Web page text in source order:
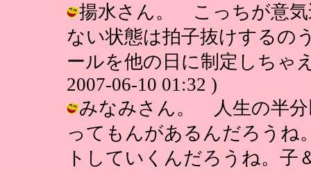
揚水さん。 こっちが意気
ない状態は拍子抜けする
ールを他の日に制定しちゃ
2007-06-10 01:32 )
みなみさん。 人生の半分
ってもんがあるんだろうね
トしていくんだろうね。子